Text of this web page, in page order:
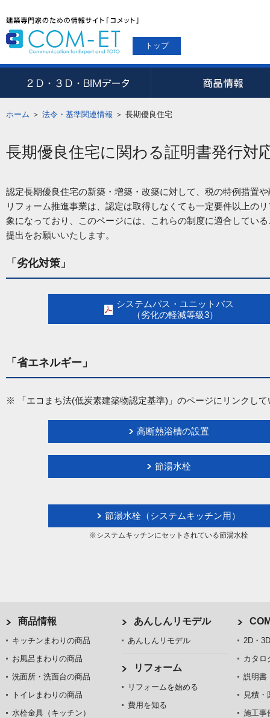
トップ
ホーム ＞ 法令・基準関連情報 ＞ 長期優良住宅
長期優良住宅に関わる証明書発行対
認定長期優良住宅の新築・増築・改築に対して、税の特例措置
リフォーム推進事業は、認定は取得しなくても⼀定要件以上の
象になっており、このページには、これらの制度に適合してい
提出をお願いいたします。
「劣化対策」
システムバス・ユニットバス
（劣化の軽減等級3）
「省エネルギー」
※ 「エコまち法(低炭素建築物認定基準)」のページにリンクし
高断熱浴槽の設置
節湯水栓
節湯水栓（システムキッチン用）
※システムキッチンにセットされている節湯水栓
商品情報
キッチンまわりの商品
お風呂まわりの商品
洗面所・洗面台の商品
トイレまわりの商品
水栓金具（キッチン）
あんしんリモデル
あんしんリモデル
リフォーム
リフォームを始める
費用を知る
2D・
カタロ
説明書
見積・
施工事